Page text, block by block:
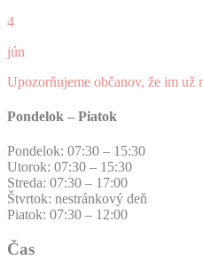
4
jún
Upozorňujeme občanov, že im už
Pondelok – Piatok
Pondelok: 07:30 – 15:30
Utorok: 07:30 – 15:30
Streda: 07:30 – 17:00
Štvrtok: nestránkový deň
Piatok: 07:30 – 12:00
Čas